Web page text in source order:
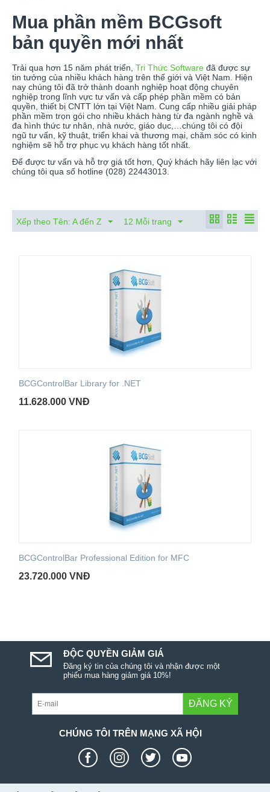
Mua phần mềm BCGsoft
bản quyền mới nhất
Trải qua hơn 15 năm phát triển, Tri Thức Software đã được sự
tin tưởng của nhiều khách hàng trên thế giới và Việt Nam. Hiện
nay chúng tôi đã trở thành doanh nghiệp hoạt động chuyên
nghiệp trong lĩnh vực tư vấn và cấp phép phần mềm có bản
quyền, thiết bị CNTT lớn tại Việt Nam. Cung cấp nhiều giải pháp
phần mềm trọn gói cho nhiều khách hàng từ đa ngành nghề và
đa hình thức tư nhân, nhà nước, giáo dục,…chúng tôi có đội
ngũ tư vấn, kỹ thuật, triển khai và thương mại, chăm sóc có kinh
nghiệm sẽ hỗ trợ phục vụ khách hàng tốt nhất.
Để được tư vấn và hỗ trợ giá tốt hơn, Quý khách hãy liên lạc với
chúng tôi qua số hotline (028) 22443013.
Xếp theo Tên: A đến Z 12 Mỗi trang
BCGControlBar Library for .NET
11.628.000 VNĐ
BCGControlBar Professional Edition for MFC
23.720.000 VNĐ
ĐỘC QUYỀN GIẢM GIÁ
Đăng ký tin của chúng tôi và nhận được một
phiếu mua hàng giảm giá 10%!
ĐĂNG KÝ
CHÚNG TÔI TRÊN MẠNG XÃ HỘI